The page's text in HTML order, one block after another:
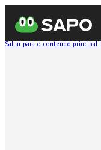
Saltar para o conteúdo principal